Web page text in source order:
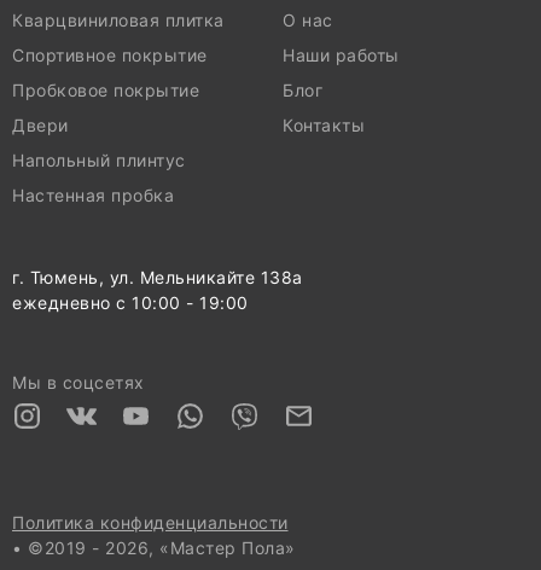
Кварцвиниловая плитка
Спортивное покрытие
Пробковое покрытие
Двери
Напольный плинтус
Настенная пробка
О нас
Наши работы
Блог
Контакты
г. Тюмень, ул. Мельникайте 138а
ежедневно с 10:00 - 19:00
Мы в соцсетях
Политика конфиденциальности
• ©2019 - 2026, «Мастер Пола»